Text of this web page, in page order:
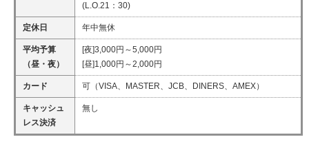
(L.O.21：30)
定休日 年中無休
平均予算
（昼・夜）
[夜]3,000円～5,000円
[昼]1,000円～2,000円
カード 可（VISA、MASTER、JCB、DINERS、AMEX）
キャッシュ
レス決済
無し